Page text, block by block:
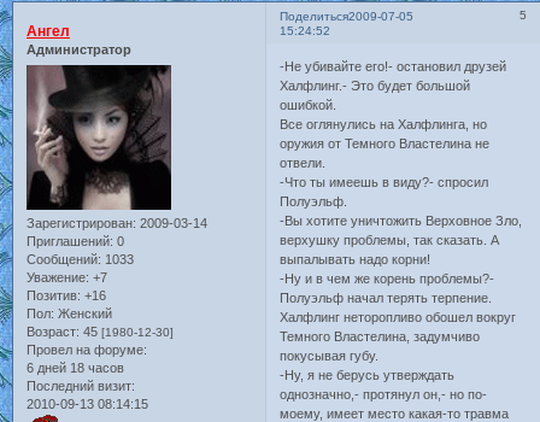
Поделиться 5
2009-07-05
15:24:52
Ангел
Администратор
Зарегистрирован: 2009-03-14
Приглашений: 0
Сообщений: 1033
Уважение: +7
Позитив: +16
Пол: Женский
Возраст: 45 [1980-12-30]
Провел на форуме:
6 дней 18 часов
Последний визит:
2010-09-13 08:14:15
-Не убивайте его!- остановил друзей
Халфлинг.- Это будет большой
ошибкой.
Все оглянулись на Халфлинга, но
оружия от Темного Властелина не
отвели.
-Что ты имеешь в виду?- спросил
Полуэльф.
-Вы хотите уничтожить Верховное Зло,
верхушку проблемы, так сказать. А
выпалывать надо корни!
-Ну и в чем же корень проблемы?-
Полуэльф начал терять терпение.
Халфлинг неторопливо обошел вокруг
Темного Властелина, задумчиво
покусывая губу.
-Ну, я не берусь утверждать
однозначно,- протянул он,- но по-
моему, имеет место какая-то травма